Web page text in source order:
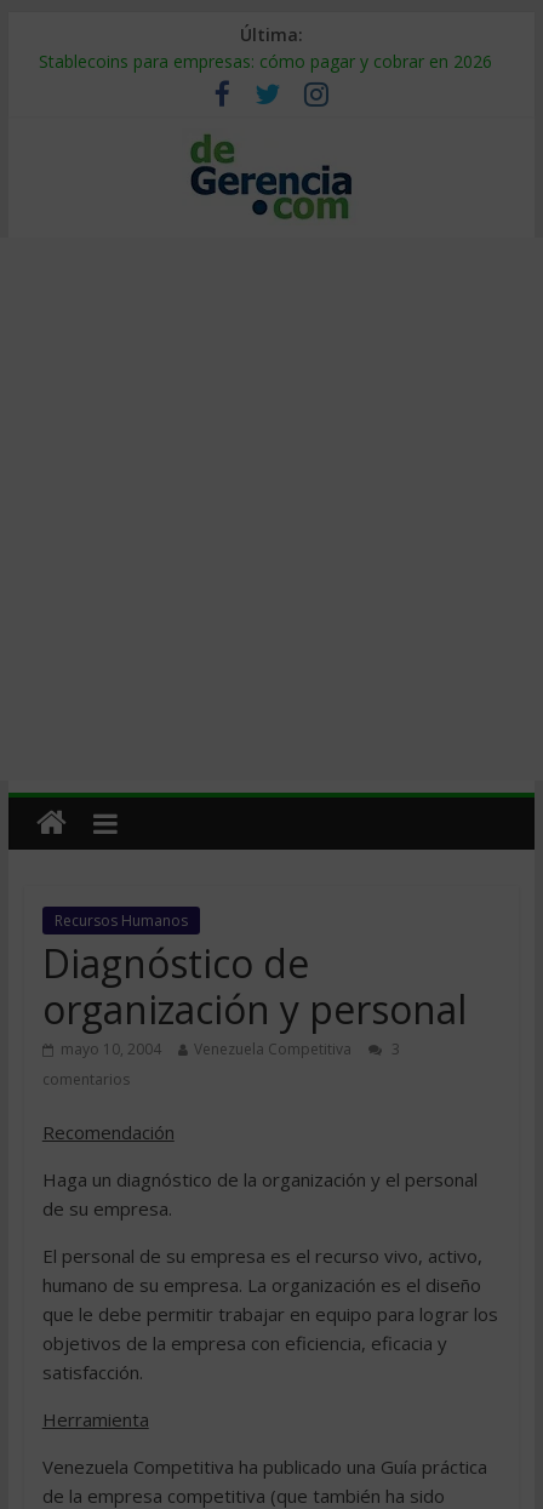
Última:
Stablecoins para empresas: cómo pagar y cobrar en 2026
Despido silencioso: qué es y por qué sale tan caro
IA en selección de personal: cómo auditarla a tiempo
Trabajo forzoso en la cadena de suministro: qué hacer
Mercado hispano de EE. UU.: cómo segmentarlo y venderle
Recursos Humanos
Diagnóstico de
organización y personal
mayo 10, 2004 Venezuela Competitiva
3
comentarios
Recomendación
Haga un diagnóstico de la organización y el personal
de su empresa.
El personal de su empresa es el recurso vivo, activo,
humano de su empresa. La organización es el diseño
que le debe permitir trabajar en equipo para lograr los
objetivos de la empresa con eficiencia, eficacia y
satisfacción.
Herramienta
Venezuela Competitiva ha publicado una Guía práctica
de la empresa competitiva (que también ha sido